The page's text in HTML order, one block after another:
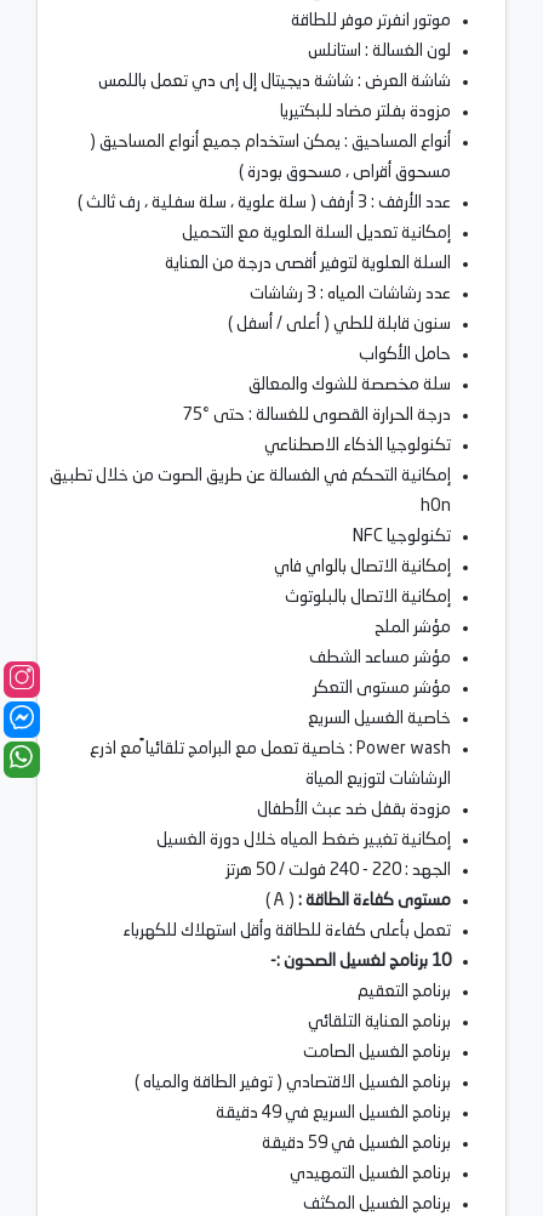
موتور انفرتر موفر للطاقة
لون الغسالة : استانلس
شاشة العرض : شاشة ديجيتال إل إى دي تعمل باللمس
مزودة بفلتر مضاد للبكتيريا
أنواع المساحيق : يمكن استخدام جميع أنواع المساحيق (
مسحوق أقراص ، مسحوق بودرة )
عدد الأرفف : 3 أرفف ( سلة علوية ، سلة سفلية ، رف ثالث )
إمكانية تعديل السلة العلوية مع التحميل
السلة العلوية لتوفير أقصى درجة من العناية
عدد رشاشات المياه : 3 رشاشات
سنون قابلة للطي ( أعلى / أسفل )
حامل الأكواب
سلة مخصصة للشوك والمعالق
درجة الحرارة القصوى للغسالة : حتى °75
تكنولوجيا الذكاء الاصطناعي
إمكانية التحكم في الغسالة عن طريق الصوت من خلال تطبيق
hOn
تكنولوجيا NFC
إمكانية الاتصال بالواي فاي
إمكانية الاتصال بالبلوتوث
مؤشر الملح
مؤشر مساعد الشطف
مؤشر مستوى التعكر
خاصية الغسيل السريع
Power wash : خاصية تعمل مع البرامج تلقائيا ًمع اذرع
الرشاشات لتوزيع المياة
مزودة بقفل ضد عبث الأطفال
إمكانية تغيير ضغط المياه خلال دورة الغسيل
الجهد : 220 - 240 فولت / 50 هرتز
مستوى كفاءة الطاقة : ( A )
تعمل بأعلى كفاءة للطاقة وأقل استهلاك للكهرباء
10 برنامج لغسيل الصحون :-
برنامج التعقيم
برنامج العناية التلقائي
برنامج الغسيل الصامت
برنامج الغسيل الاقتصادي ( توفير الطاقة والمياه )
برنامج الغسيل السريع في 49 دقيقة
برنامج الغسيل في 59 دقيقة
برنامج الغسيل التمهيدي
برنامج الغسيل المكثف